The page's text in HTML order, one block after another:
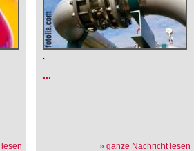
.
...
...
» ganze Nachricht lesen